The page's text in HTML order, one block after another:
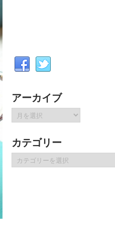
アーカイブ
ア
ー
イ
ブ
カテゴリー
テ